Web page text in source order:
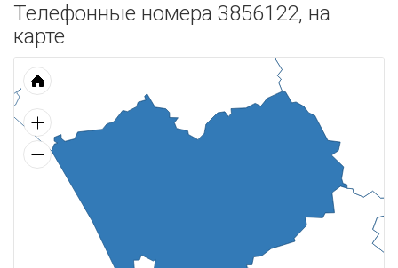
Телефонные номера 3856122, на
карте